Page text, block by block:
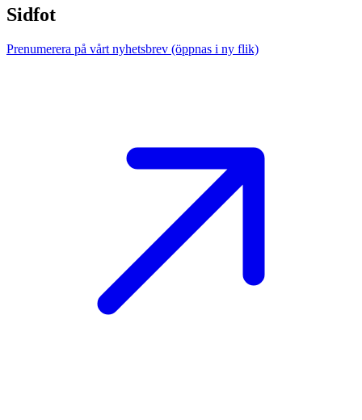
Sidfot
Prenumerera på vårt nyhetsbrev (öppnas i ny flik)